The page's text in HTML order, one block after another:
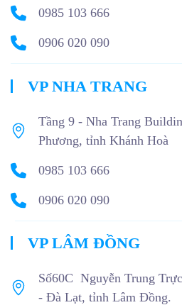
0985 103 666
0906 020 090
VP NHA TRANG
Tầng 9 - Nha Trang
Phương, tỉnh Khánh Hoà
0985 103 666
0906 020 090
VP LÂM ĐỒNG
Số60C Nguyễn Trung
- Đà Lạt, tỉnh Lâm Đồng.